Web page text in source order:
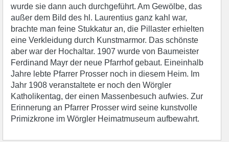
wurde sie dann auch durchgeführt. Am Gewölbe, das
außer dem Bild des hl. Laurentius ganz kahl war,
brachte man feine Stukkatur an, die Pillaster erhielten
eine Verkleidung durch Kunstmarmor. Das schönste
aber war der Hochaltar. 1907 wurde von Baumeister
Ferdinand Mayr der neue Pfarrhof gebaut. Eineinhalb
Jahre lebte Pfarrer Prosser noch in diesem Heim. Im
Jahr 1908 veranstaltete er noch den Wörgler
Katholikentag, der einen Massenbesuch aufwies. Zur
Erinnerung an Pfarrer Prosser wird seine kunstvolle
Primizkrone im Wörgler Heimatmuseum aufbewahrt.